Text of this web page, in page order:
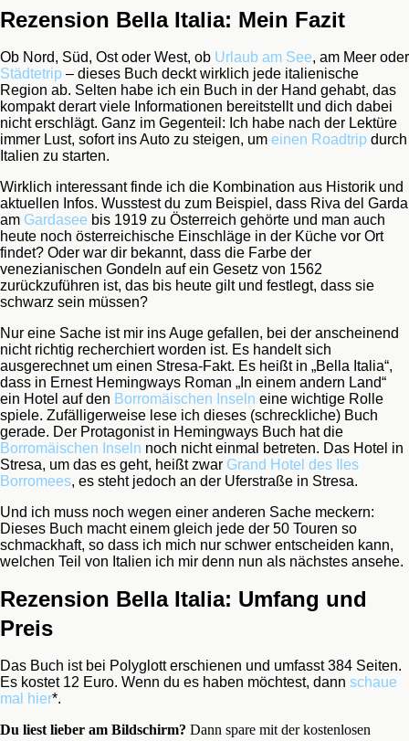
Rezension Bella Italia: Mein Fazit
Ob Nord, Süd, Ost oder West, ob Urlaub am See, am Meer oder
Städtetrip – dieses Buch deckt wirklich jede italienische
Region ab. Selten habe ich ein Buch in der Hand gehabt, das
kompakt derart viele Informationen bereitstellt und dich dabei
nicht erschlägt. Ganz im Gegenteil: Ich habe nach der Lektüre
immer Lust, sofort ins Auto zu steigen, um einen Roadtrip durch
Italien zu starten.
Wirklich interessant finde ich die Kombination aus Historik und
aktuellen Infos. Wusstest du zum Beispiel, dass Riva del Garda
am Gardasee bis 1919 zu Österreich gehörte und man auch
heute noch österreichische Einschläge in der Küche vor Ort
findet? Oder war dir bekannt, dass die Farbe der
venezianischen Gondeln auf ein Gesetz von 1562
zurückzuführen ist, das bis heute gilt und festlegt, dass sie
schwarz sein müssen?
Nur eine Sache ist mir ins Auge gefallen, bei der anscheinend
nicht richtig recherchiert worden ist. Es handelt sich
ausgerechnet um einen Stresa-Fakt. Es heißt in „Bella Italia“,
dass in Ernest Hemingways Roman „In einem andern Land“
ein Hotel auf den Borromäischen Inseln eine wichtige Rolle
spiele. Zufälligerweise lese ich dieses (schreckliche) Buch
gerade. Der Protagonist in Hemingways Buch hat die
Borromäischen Inseln noch nicht einmal betreten. Das Hotel in
Stresa, um das es geht, heißt zwar Grand Hotel des Iles
Borromees, es steht jedoch an der Uferstraße in Stresa.
Und ich muss noch wegen einer anderen Sache meckern:
Dieses Buch macht einem gleich jede der 50 Touren so
schmackhaft, so dass ich mich nur schwer entscheiden kann,
welchen Teil von Italien ich mir denn nun als nächstes ansehe.
Rezension Bella Italia: Umfang und
Preis
Das Buch ist bei Polyglott erschienen und umfasst 384 Seiten.
Es kostet 12 Euro. Wenn du es haben möchtest, dann schaue
mal hier*.
Du liest lieber am Bildschirm? Dann spare mit der kostenlosen